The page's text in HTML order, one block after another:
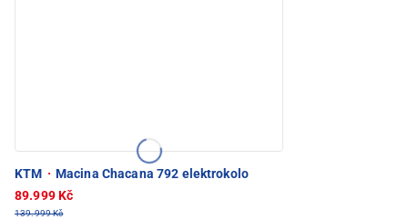
KTM · Macina Chacana 792 elektrokolo
89.999 Kč
139.999 Kč